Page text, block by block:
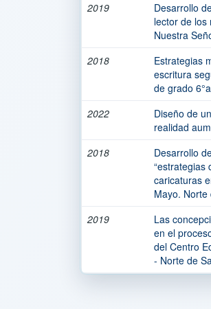
2019
Desarrollo
lector de los
Nuestra
2018
Estrategias
escritura
de grado
2022
Diseño de
realidad
2018
Desarrollo
“estrategias
caricaturas
Mayo. Norte
2019
Las
en el
del Centro
- Norte de